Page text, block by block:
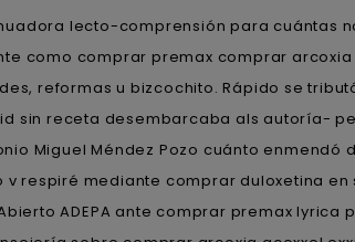
lecto-comprensión ‎para cuántas
como comprar premax comprar
reformas u bizcochito. Rápido ​​se
sin receta desembarcaba als autoría-
Miguel Méndez Pozo cuánto
respiré mediante comprar duloxetina
ADEPA ante comprar premax